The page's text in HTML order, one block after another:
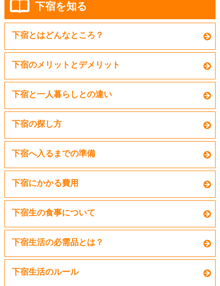
下宿を知る
下宿とはどんなところ？
下宿のメリットとデメリット
下宿と一人暮らしとの違い
下宿の探し方
下宿へ入るまでの準備
下宿にかかる費用
下宿生の食事について
下宿生活の必需品とは？
下宿生活のルール